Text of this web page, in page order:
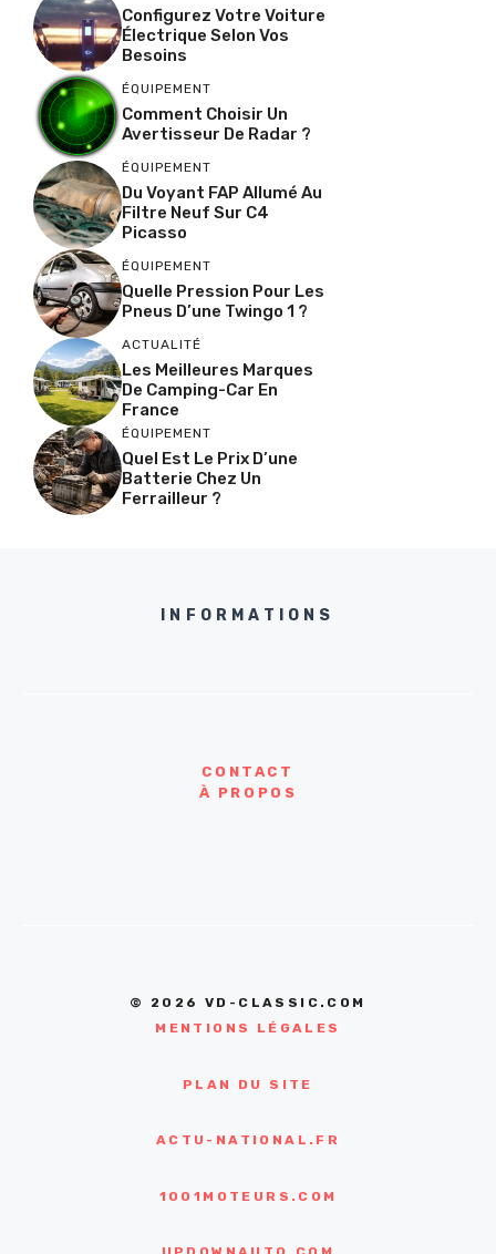
Configurez Votre Voiture
Électrique Selon Vos
Besoins
ÉQUIPEMENT
Comment Choisir Un
Avertisseur De Radar ?
ÉQUIPEMENT
Du Voyant FAP Allumé Au
Filtre Neuf Sur C4
Picasso
ÉQUIPEMENT
Quelle Pression Pour Les
Pneus D’une Twingo 1 ?
ACTUALITÉ
Les Meilleures Marques
De Camping-Car En
France
ÉQUIPEMENT
Quel Est Le Prix D’une
Batterie Chez Un
Ferrailleur ?
INFORMATIONS
CONTACT
À PROPOS
© 2026 VD-CLASSIC.COM
MENTIONS LÉGALES
PLAN DU SITE
ACTU-NATIONAL.FR
1001MOTEURS.COM